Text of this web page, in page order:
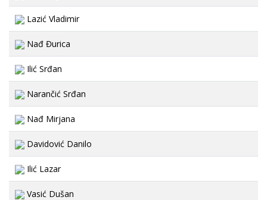
Lazić Vladimir
Nađ Đurica
Ilić Srđan
Narančić Srđan
Nađ Mirjana
Davidović Danilo
Ilić Lazar
Vasić Dušan